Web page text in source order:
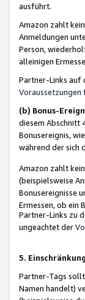
ausführt.
Amazon zahlt
Anmeldungen
Person,
alleinigen
Partner-Links auf
Voraussetzungen
(b) Bonus-
diesem Abschnitt
Bonusereignis,
während der sich
Amazon zahlt
(beispielsweise
Bonusereignisse
Ermessen, ob ein
Partner-Links zu
ungeachtet der
5.
Partner-Tags
Namen handelt)